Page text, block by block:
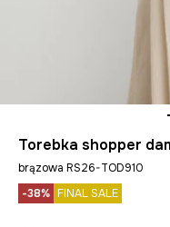
Torebka shopper
brązowa RS26-TOD910
-38% FINAL SALE